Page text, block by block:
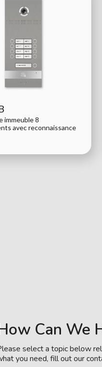
immeuble 8
avec reconnaissance
Can We
select a topic below
you need, fill out our